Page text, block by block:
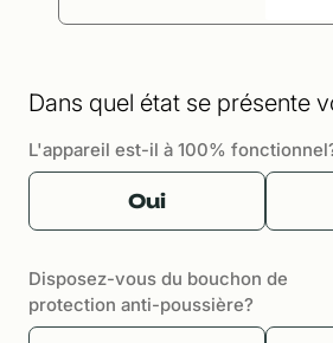
Dans quel état se présente
L'appareil est-il à 100%
Oui
Disposez-vous du bouchon de
protection anti-poussière?